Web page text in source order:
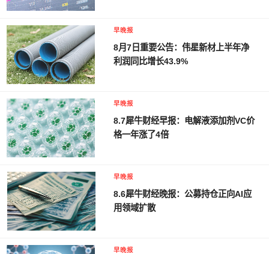
早晚报
8月7日重要公告：伟星新材上半年净
利润同比增长43.9%
早晚报
8.7犀牛财经早报：电解液添加剂VC价
格一年涨了4倍
早晚报
8.6犀牛财经晚报：公募持仓正向AI应
用领域扩散
早晚报